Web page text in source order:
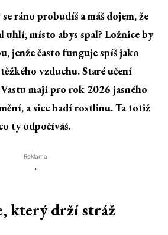
ráno probudíš a máš dojem, že
uhlí, místo abys spal? Ložnice by
jenže často funguje spíš jako
vzduchu. Staré učení
mají pro rok 2026 jasného
a sice hadí rostlinu. Ta totiž
ty odpočíváš.
Reklama
'
který drží stráž